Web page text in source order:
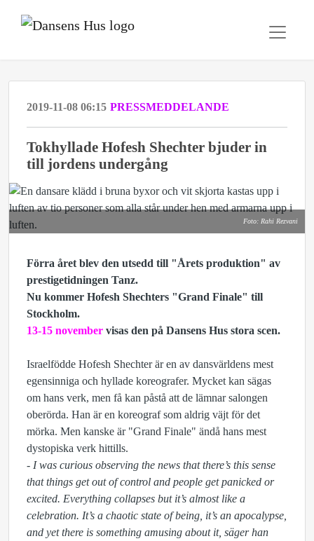
2019-11-08 06:15 PRESSMEDDELANDE
Tokhyllade Hofesh Shechter bjuder in
till jordens undergång
Foto: Rahi Rezvani
Förra året blev den utsedd till "Årets produktion" av
prestigetidningen Tanz.
Nu kommer Hofesh Shechters "Grand Finale" till
Stockholm.
13-15 november visas den på Dansens Hus stora scen.
Israelfödde Hofesh Shechter är en av dansvärldens mest
egensinniga och hyllade koreografer. Mycket kan sägas
om hans verk, men få kan påstå att de lämnar salongen
oberörda. Han är en koreograf som aldrig väjt för det
mörka. Men kanske är "Grand Finale" ändå hans mest
dystopiska verk hittills.
- I was curious observing the news that there’s this sense
that things get out of control and people get panicked or
excited. Everything collapses but it’s almost like a
celebration. It’s a chaotic state of being, it’s an apocalypse,
and yet there is something amusing about it, säger han